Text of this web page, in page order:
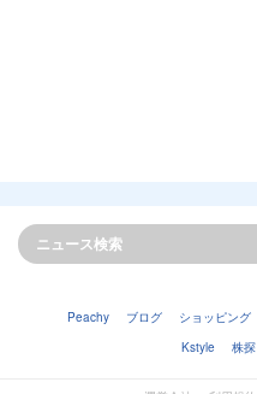
Peachy ブログ ショッピング
Kstyle
株探